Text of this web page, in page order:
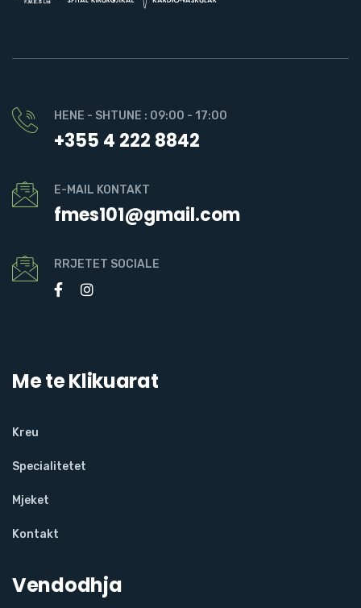
HENE - SHTUNE : 09:00 - 17:00
+355 4 222 8842
E-MAIL KONTAKT
fmes101@gmail.com
RRJETET SOCIALE
Me te Klikuarat
Kreu
Specialitetet
Mjeket
Kontakt
Vendodhja